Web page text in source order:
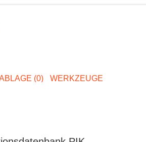
(0) WERKZEUGE